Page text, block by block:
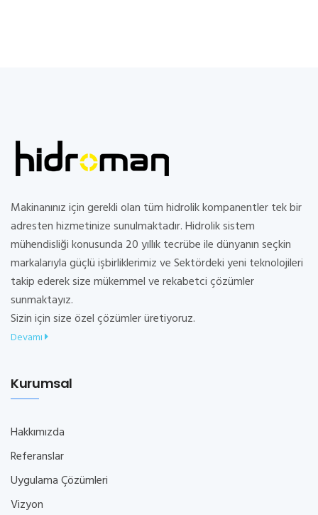
Makinanınız için gerekli olan tüm hidrolik kompanentler tek bir
adresten hizmetinize sunulmaktadır. Hidrolik sistem
mühendisliği konusunda 20 yıllık tecrübe ile dünyanın seçkin
markalarıyla güçlü işbirliklerimiz ve Sektördeki yeni teknolojileri
takip ederek size mükemmel ve rekabetci çözümler
sunmaktayız.
Sizin için size özel çözümler üretiyoruz.
Devamı
Kurumsal
Hakkımızda
Referanslar
Uygulama Çözümleri
Vizyon